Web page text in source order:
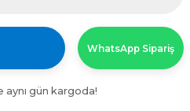
WhatsApp Sipariş
aynı gün kargoda!